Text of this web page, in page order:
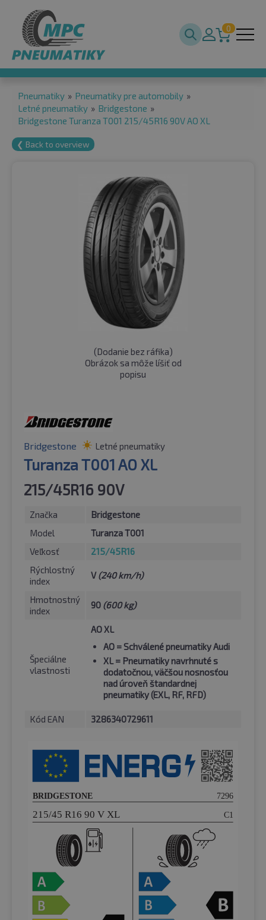
0
Pneumatiky » Pneumatiky pre automobily »
Letné pneumatiky » Bridgestone »
Bridgestone Turanza T001 215/45R16 90V AO XL
❮ Back to overview
(Dodanie bez ráfika)
Obrázok sa môže líšiť od
popisu
Bridgestone Letné pneumatiky
Turanza T001 AO XL
215/45R16 90V
Značka
Bridgestone
Model
Turanza T001
Veľkosť
215/45R16
Rýchlostný
index
V(240 km/h)
Hmotnostný
index
90 (600 kg)
Špeciálne
vlastnosti
AO XL
AO = Schválené pneumatiky Audi
XL= Pneumatiky navrhnuté s
dodatočnou, väčšou nosnosťou
nad úroveň štandardnej
pneumatiky (EXL, RF, RFD)
Kód EAN 3286340729611